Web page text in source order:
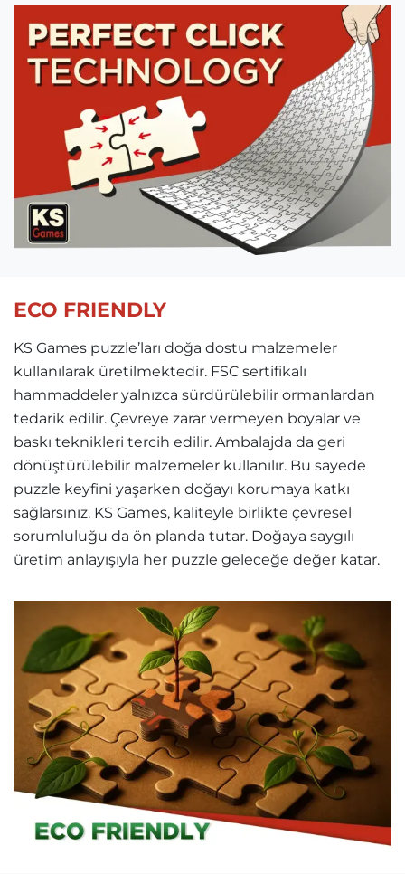
ECO FRIENDLY
KS Games puzzle’ları doğa dostu malzemeler
kullanılarak üretilmektedir. FSC sertifikalı
hammaddeler yalnızca sürdürülebilir ormanlardan
tedarik edilir. Çevreye zarar vermeyen boyalar ve
baskı teknikleri tercih edilir. Ambalajda da geri
dönüştürülebilir malzemeler kullanılır. Bu sayede
puzzle keyfini yaşarken doğayı korumaya katkı
sağlarsınız. KS Games, kaliteyle birlikte çevresel
sorumluluğu da ön planda tutar. Doğaya saygılı
üretim anlayışıyla her puzzle geleceğe değer katar.